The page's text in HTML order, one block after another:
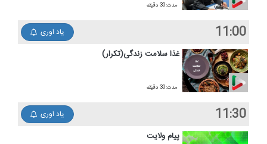
مدت:30 دقیقه
11:00 یاد اوری
غذا سلامت زندگی(تكرار)
مدت:30 دقیقه
11:30 یاد اوری
پیام ولایت